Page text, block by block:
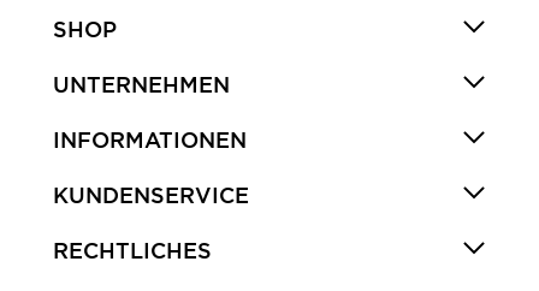
SHOP
UNTERNEHMEN
INFORMATIONEN
KUNDENSERVICE
RECHTLICHES